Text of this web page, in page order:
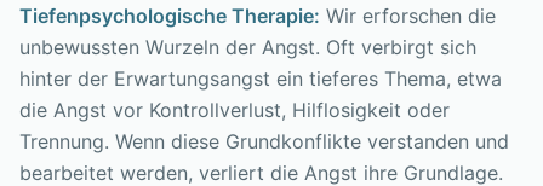
Tiefenpsychologische Therapie: Wir erforschen die
unbewussten Wurzeln der Angst. Oft verbirgt sich
hinter der Erwartungsangst ein tieferes Thema, etwa
die Angst vor Kontrollverlust, Hilflosigkeit oder
Trennung. Wenn diese Grundkonflikte verstanden und
bearbeitet werden, verliert die Angst ihre Grundlage.